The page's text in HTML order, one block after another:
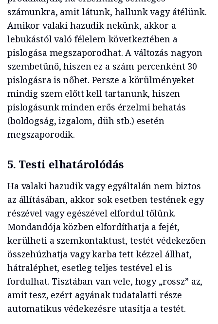
számunkra, amit látunk, hallunk vagy átélünk.
Amikor valaki hazudik nekünk, akkor a
lebukástól való félelem következtében a
pislogása megszaporodhat. A változás nagyon
szembetűnő, hiszen ez a szám percenként 30
pislogásra is nőhet. Persze a körülményeket
mindig szem előtt kell tartanunk, hiszen
pislogásunk minden erős érzelmi behatás
(boldogság, izgalom, düh stb.) esetén
megszaporodik.
5. Testi elhatárolódás
Ha valaki hazudik vagy egyáltalán nem biztos
az állításában, akkor sok esetben testének egy
részével vagy egészével elfordul tőlünk.
Mondandója közben elfordíthatja a fejét,
kerülheti a szemkontaktust, testét védekezően
összehúzhatja vagy karba tett kézzel állhat,
hátraléphet, esetleg teljes testével el is
fordulhat. Tisztában van vele, hogy „rossz” az,
amit tesz, ezért agyának tudatalatti része
automatikus védekezésre utasítja a testét.